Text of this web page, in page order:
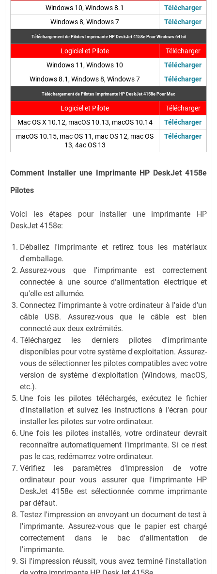
Windows 10, Windows 8.1
Télécharger
Windows 8, Windows 7
Télécharger
Téléchargement de Pilotes Imprimante HP DeskJet 4158e Pour Windows 64 bit
Logiciel et Pilote
Télécharger
Windows 11, Windows 10
Télécharger
Windows 8.1, Windows 8, Windows 7
Télécharger
Téléchargement de Pilotes Imprimante HP DeskJet 4158e Pour Mac
Logiciel et Pilote
Télécharger
Mac OS X 10.12, macOS 10.13, macOS 10.14
Télécharger
macOS 10.15, mac OS 11, mac OS 12, mac OS
13, 4ac OS 13
Télécharger
Comment Installer une Imprimante HP DeskJet 4158e
Pilotes
Voici les étapes pour installer une imprimante HP
DeskJet 4158e:
Déballez l'imprimante et retirez tous les matériaux
d'emballage.
Assurez-vous que l'imprimante est correctement
connectée à une source d'alimentation électrique et
qu'elle est allumée.
Connectez l'imprimante à votre ordinateur à l'aide d'un
câble USB. Assurez-vous que le câble est bien
connecté aux deux extrémités.
Téléchargez les derniers pilotes d'imprimante
disponibles pour votre système d'exploitation. Assurez-
vous de sélectionner les pilotes compatibles avec votre
version de système d'exploitation (Windows, macOS,
etc.).
Une fois les pilotes téléchargés, exécutez le fichier
d'installation et suivez les instructions à l'écran pour
installer les pilotes sur votre ordinateur.
Une fois les pilotes installés, votre ordinateur devrait
reconnaître automatiquement l'imprimante. Si ce n'est
pas le cas, redémarrez votre ordinateur.
Vérifiez les paramètres d'impression de votre
ordinateur pour vous assurer que l'imprimante HP
DeskJet 4158e est sélectionnée comme imprimante
par défaut.
Testez l'impression en envoyant un document de test à
l'imprimante. Assurez-vous que le papier est chargé
correctement dans le bac d'alimentation de
l'imprimante.
Si l'impression réussit, vous avez terminé l'installation